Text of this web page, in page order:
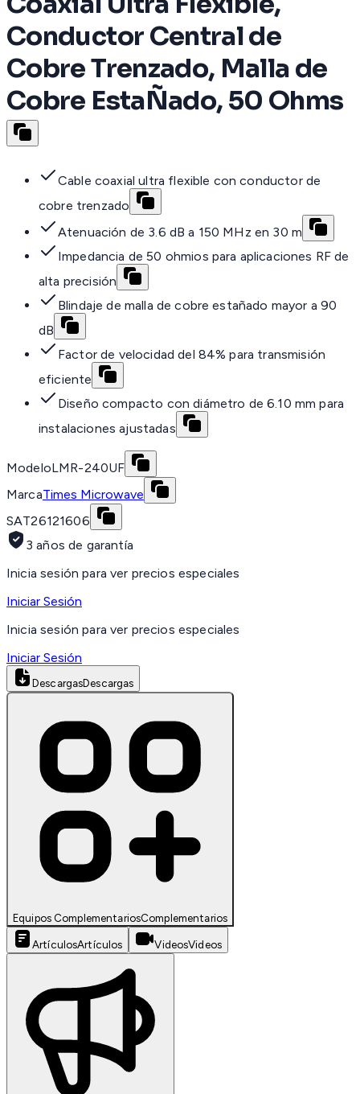
Conductor Central de
Cobre Trenzado, Malla de
Cobre EstaÑado, 50 Ohms
Cable coaxial ultra flexible con conductor de
cobre trenzado
Atenuación de 3.6 dB a 150 MHz en 30 m
Impedancia de 50 ohmios para aplicaciones RF de
alta precisión
Blindaje de malla de cobre estañado mayor a 90
dB
Factor de velocidad del 84% para transmisión
eficiente
Diseño compacto con diámetro de 6.10 mm para
instalaciones ajustadas
ModeloLMR-240UF
MarcaTimes Microwave
SAT26121606
3 años de garantía
Inicia sesión para ver precios especiales
Iniciar Sesión
Inicia sesión para ver precios especiales
Iniciar Sesión
DescargasDescargas
Equipos ComplementariosComplementarios
ArtículosArtículos VideosVideos